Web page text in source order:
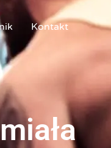
Kontakt